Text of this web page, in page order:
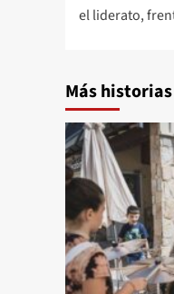
el liderato,
Más historias